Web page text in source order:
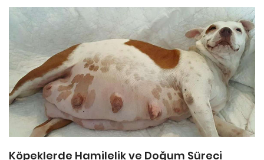
Köpeklerde Hamilelik ve Doğum Süreci